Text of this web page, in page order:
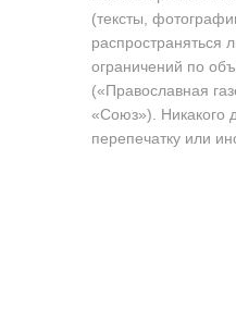
(тексты,
распространяться
ограничений по
(«Православная
«Союз»). Никакого
перепечатку или